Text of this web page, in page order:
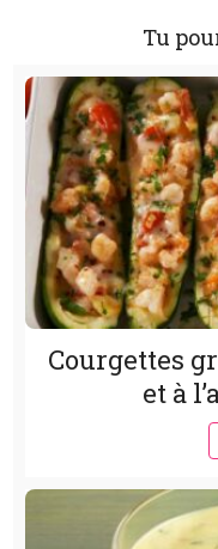
Tu
Courgettes
et à